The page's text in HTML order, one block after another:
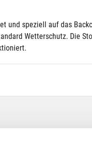
und speziell auf das
Wetterschutz. Die